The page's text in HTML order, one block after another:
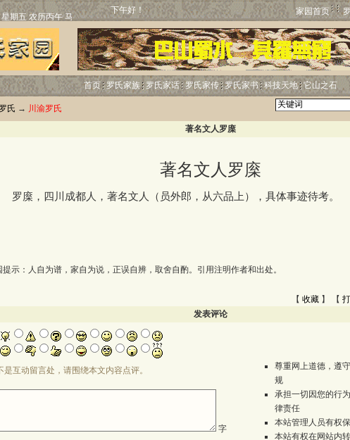
下午好！ 家园首页
首页 罗氏家族 罗氏家话 罗氏家传 罗氏家书 科技天地 它山之石
氏 → 川渝罗氏
著名文人罗庺
著名文人罗庺
庺，四川成都人，著名文人（员外郎，从六品上），具体事迹待考。
提示：人自为谱，家自为说，正误自辨，取舍自酌。引用注明作者和出处。
【 收藏 】 【
发表评论
互动留言处，请围绕本文内容点评。
字
尊重网上道德，遵
规
承担一切因您的行
律责任
本站管理人员有权
本站有权在网站内